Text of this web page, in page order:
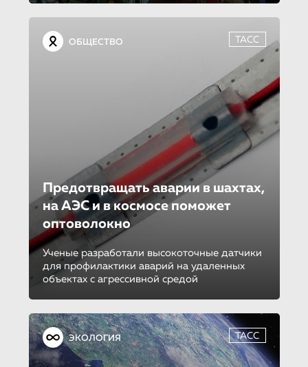
ОБЩЕСТВО ТАСС
Предотвращать аварии в шахтах,
на АЭС и в космосе поможет
оптоволокно
Ученые разработали высокоточные датчики
для профилактики аварий на удаленных
объектах с агрессивной средой
ЭКОЛОГИЯ ТАСС